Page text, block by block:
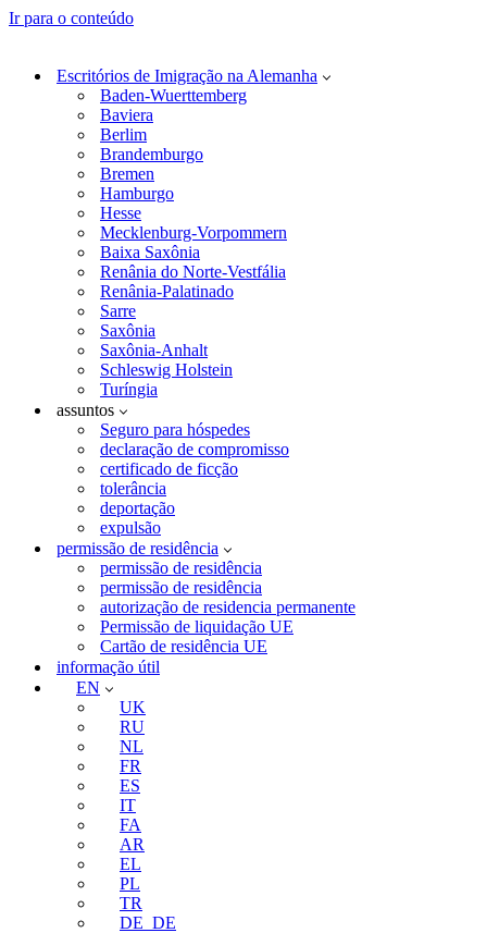
Ir para o conteúdo
Escritórios de Imigração na Alemanha
Baden-Wuerttemberg
Baviera
Berlim
Brandemburgo
Bremen
Hamburgo
Hesse
Mecklenburg-Vorpommern
Baixa Saxônia
Renânia do Norte-Vestfália
Renânia-Palatinado
Sarre
Saxônia
Saxônia-Anhalt
Schleswig Holstein
Turíngia
assuntos
Seguro para hóspedes
declaração de compromisso
certificado de ficção
tolerância
deportação
expulsão
permissão de residência
permissão de residência
permissão de residência
autorização de residencia permanente
Permissão de liquidação UE
Cartão de residência UE
informação útil
EN
UK
RU
NL
FR
ES
IT
FA
AR
EL
PL
TR
DE_DE